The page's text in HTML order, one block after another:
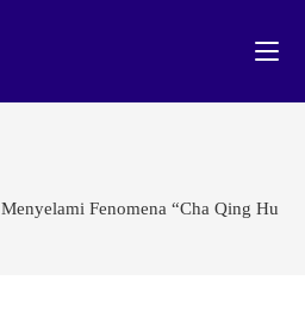
Menyelami Fenomena “Cha Qing